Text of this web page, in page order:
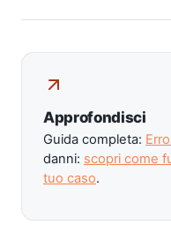
Approfondisci
Guida completa:
danni: scopri come
tuo caso.